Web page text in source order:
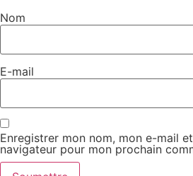
Nom
E-mail
Enregistrer mon nom, mon e-mail
navigateur pour mon prochain